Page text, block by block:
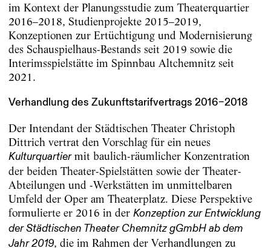
im Kontext der Planungsstudie zum Theaterquartier
2016–2018, Studienprojekte 2015–2019,
Konzeptionen zur Ertüchtigung und Modernisierung
des Schauspielhaus-Bestands seit 2019 sowie die
Interimsspielstätte im Spinnbau Altchemnitz seit
2021.
Verhandlung des Zukunftstarifvertrags 2016–2018
Der Intendant der Städtischen Theater Christoph
Dittrich vertrat den Vorschlag für ein neues
Kulturquartiermit baulich-räumlicher Konzentration
der beiden Theater-Spielstätten sowie der Theater-
Abteilungen und -Werkstätten im unmittelbaren
Umfeld der Oper am Theaterplatz. Diese Perspektive
formulierte er 2016 in der Konzeption zur Entwicklung
der Städtischen Theater Chemnitz gGmbH ab dem
Jahr 2019, die im Rahmen der Verhandlungen zu